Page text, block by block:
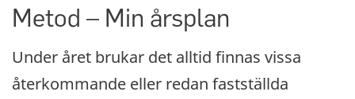
Metod – Min årsplan
Under året brukar det alltid finnas vissa
återkommande eller redan fastställda